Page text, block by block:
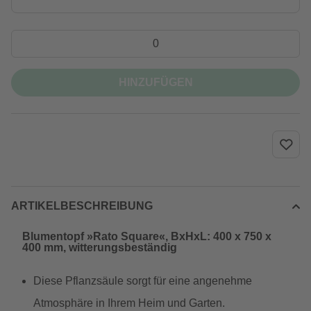
ARTIKELBESCHREIBUNG
Blumentopf »Rato Square«, BxHxL: 400 x 750 x
400 mm, witterungsbeständig
Diese Pflanzsäule sorgt für eine angenehme
Atmosphäre in Ihrem Heim und Garten.